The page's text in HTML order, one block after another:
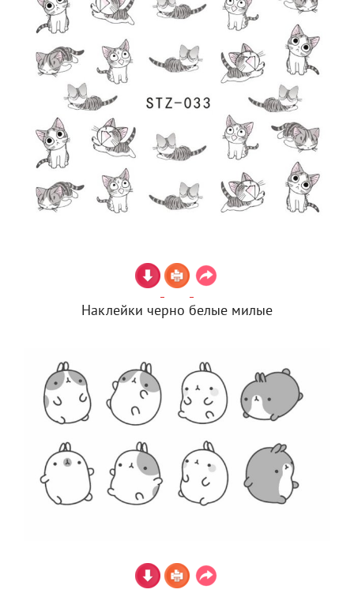
Наклейки черно белые милые